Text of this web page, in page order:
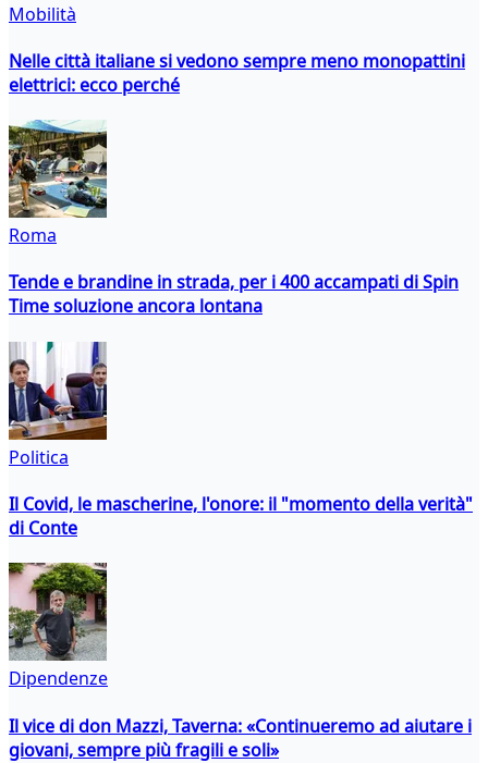
Mobilità
Nelle città italiane si vedono sempre meno monopattini
elettrici: ecco perché
Roma
Tende e brandine in strada, per i 400 accampati di Spin
Time soluzione ancora lontana
Politica
Il Covid, le mascherine, l'onore: il "momento della verità"
di Conte
Dipendenze
Il vice di don Mazzi, Taverna: «Continueremo ad aiutare i
giovani, sempre più fragili e soli»